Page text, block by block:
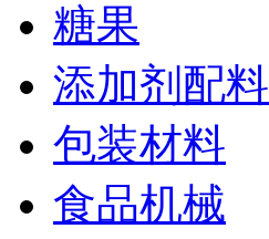
糖果
添加剂配料
包装材料
食品机械